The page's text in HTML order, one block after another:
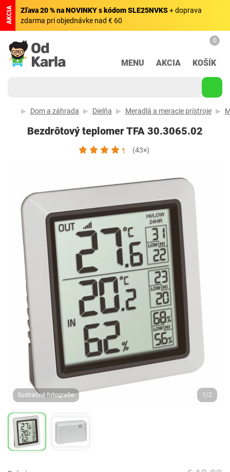
AKCIA Zľava 20 % na NOVINKY s kódom SLE25NVKS+ doprava
zdarma pri objednávke nad € 60
MENU AKCIA
0
KOŠÍK
Dom a záhrada Dielňa Meradlá a meracie prístroje
Bezdrôtový teplomer TFA 30.3065.02
(43×)
Ilustračné fotografie 1/2